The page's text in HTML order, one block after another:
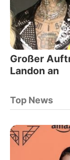
Großer
Landon an
Top News